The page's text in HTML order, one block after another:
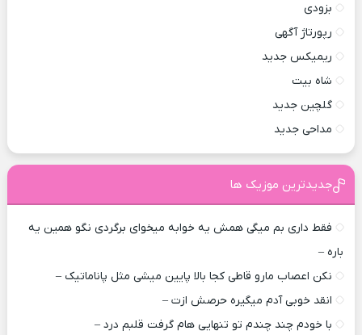
بزودی
رپورتاژ آگهی
ریمیکس جدید
شاه بیت
گلچین جدید
مداحی جدید
جدیدترین موزیک ها
فقط داری بم میگی همش یه خوابه میخوای برگردی نگو همین یه
باره –
نکن اعصاب مارو قاطی کجا بالا پایین میشی مثل پاناماتیک –
انقد خوبی آدم میگیره حرصش ازت –
با خودم چند چندم تو تنهایی هام گرفت قلبم درد –